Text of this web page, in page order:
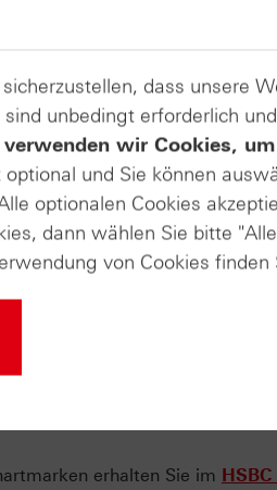
erhalten Sie im
dass unsere
unbedingt erforderlich
wir Cookies,
und Sie können
optionalen Cookies
dann wählen Sie bitte
von Cookies finden